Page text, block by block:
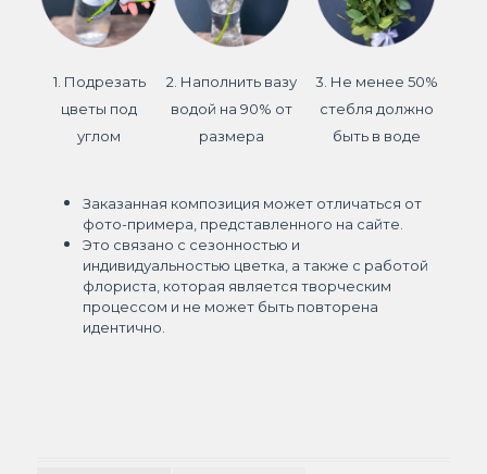
1. Подрезать
цветы под
углом
2. Наполнить вазу
водой на 90% от
размера
3. Не менее 50%
стебля должно
быть в воде
Заказанная композиция может отличаться от
фото-примера, представленного на сайте.
Это связано с сезонностью и
индивидуальностью цветка, а также с работой
флориста, которая является творческим
процессом и не может быть повторена
идентично.